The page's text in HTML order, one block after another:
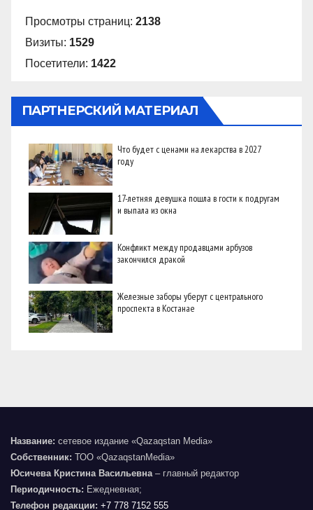
Просмотры страниц: 2138
Визиты: 1529
Посетители: 1422
ПАРТНЕРСКИЙ МАТЕРИАЛ
Что будет с ценами на лекарства в 2027
году
17-летняя девушка пошла в гости к подругам
и выпала из окна
Конфликт между продавцами арбузов
закончился дракой
Железные заборы уберут с центрального
проспекта в Костанае
Название: сетевое издание «Qazaqstan Media»
Собственник: ТОО «QazaqstanMedia»
Юсичева Кристина Васильевна – главный редактор
Периодичность: Ежедневная;
Телефон редакции: +7 778 7152 555